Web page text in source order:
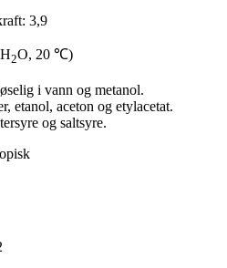
3,9
2O, 20 ℃)
i vann og metanol.
etanol, aceton og etylacetat.
og saltsyre.